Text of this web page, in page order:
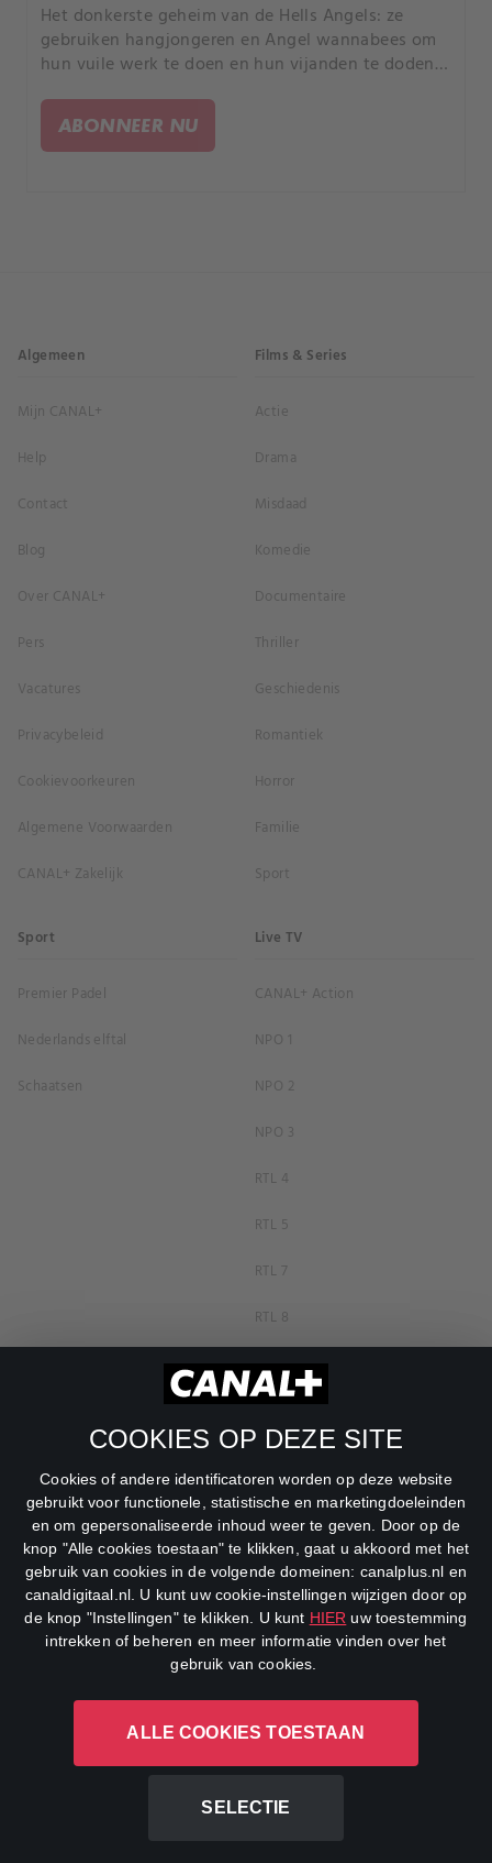
COOKIES OP DEZE SITE
Cookies of andere identificatoren worden op deze website
gebruikt voor functionele, statistische en marketingdoeleinden
en om gepersonaliseerde inhoud weer te geven. Door op de
knop "Alle cookies toestaan" te klikken, gaat u akkoord met het
gebruik van cookies in de volgende domeinen: canalplus.nl en
canaldigitaal.nl. U kunt uw cookie-instellingen wijzigen door op
de knop "Instellingen" te klikken. U kunt HIER uw toestemming
intrekken of beheren en meer informatie vinden over het
gebruik van cookies.
ALLE COOKIES TOESTAAN
SELECTIE
Het donkerste geheim van de Hells Angels: ze
gebruiken hangjongeren en Angel wannabees om
hun vuile werk te doen en hun vijanden te doden.
seriemoordenaar voor de Hells Angels te worden.
ABONNEER NU
Algemeen
Mijn CANAL+
Help
Contact
Blog
Over CANAL+
Pers
Vacatures
Privacybeleid
Cookievoorkeuren
Algemene Voorwaarden
CANAL+ Zakelijk
Films & Series
Actie
Drama
Misdaad
Komedie
Documentaire
Thriller
Geschiedenis
Romantiek
Horror
Familie
Sport
Sport
Premier Padel
Nederlands elftal
Schaatsen
Live TV
CANAL+ Action
NPO 1
NPO 2
NPO 3
RTL 4
RTL 5
RTL 7
RTL 8
RTL Z
SBS6
Veronica
DreamWorks Channel
CANAL+ Luxembourg S. à r.l., Rue Albert Borschette 4, L-1246